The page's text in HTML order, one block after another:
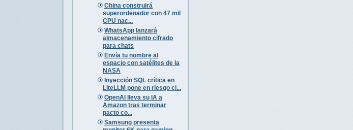
China construirá
superordenador con 47 mil
CPU nac...
WhatsApp lanzará
almacenamiento cifrado
para chats
Envía tu nombre al
espacio con satélites de la
NASA
Inyección SQL crítica en
LiteLLM pone en riesgo cl...
OpenAI lleva su IA a
Amazon tras terminar
pacto co...
Samsung presenta